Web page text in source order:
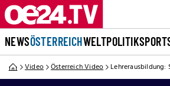
NEWSÖSTERREICHWELTPOLITIKSPORT
Video Österreich Video Lehrerausbildung: